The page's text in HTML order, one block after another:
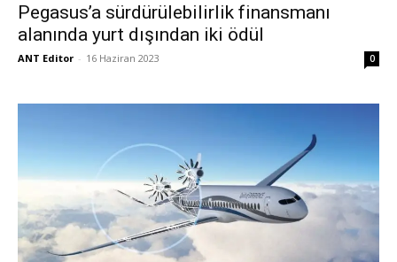
Pegasus’a sürdürülebilirlik finansmanı
alanında yurt dışından iki ödül
ANT Editor - 16 Haziran 2023 0